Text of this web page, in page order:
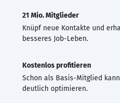
21 Mio. Mitglieder
Knüpf neue Kontakte und
besseres Job-Leben.
Kostenlos profitieren
Schon als Basis-Mitglied
deutlich optimieren.